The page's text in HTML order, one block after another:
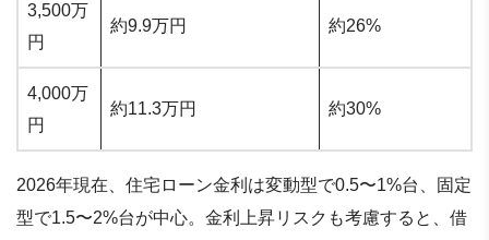
3,500万
円
約9.9万円 約26%
4,000万
円
約11.3万円 約30%
2026年現在、住宅ローン金利は変動型で0.5〜1%台、固定
型で1.5〜2%台が中心。金利上昇リスクも考慮すると、借